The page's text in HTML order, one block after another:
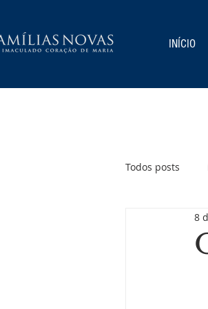
INÍCIO
Todos posts
8